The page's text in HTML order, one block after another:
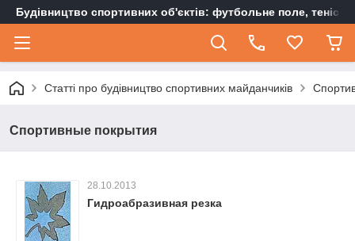
Будівництво спортивних об'єктів: футбольне поле,
Статті про будівництво спортивних майданчиків
Спортивные покрытия
28.10.2013
Гидроабразивная резка